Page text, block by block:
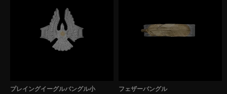
プレイングイーグルバングル小
フェザーバングル